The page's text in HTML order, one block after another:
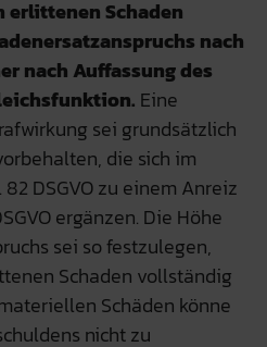
erlittenen Schaden
nach
nach Auffassung des
Eine
sei grundsätzlich
die sich im
DSGVO zu einem Anreiz
ergänzen. Die Höhe
sei so festzulegen,
Schaden vollständig
Schäden könne
nicht zu